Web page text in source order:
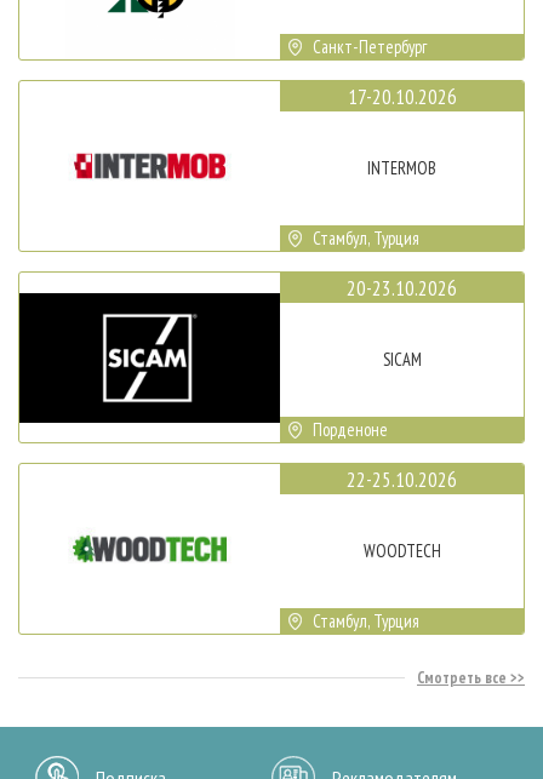
Санкт-Петербург
17-20.10.2026
INTERMOB
Стамбул, Турция
20-23.10.2026
SICAM
Порденоне
22-25.10.2026
WOODTECH
Стамбул, Турция
Смотреть все